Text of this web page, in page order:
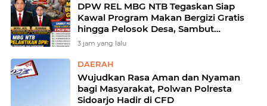
DPW REL MBG NTB Tegaskan Siap
Kawal Program Makan Bergizi Gratis
hingga Pelosok Desa, Sambut
Pelantikan DPN dengan Komitmen
3 jam yang lalu
DAERAH
Wujudkan Rasa Aman dan Nyaman
bagi Masyarakat, Polwan Polresta
Sidoarjo Hadir di CFD